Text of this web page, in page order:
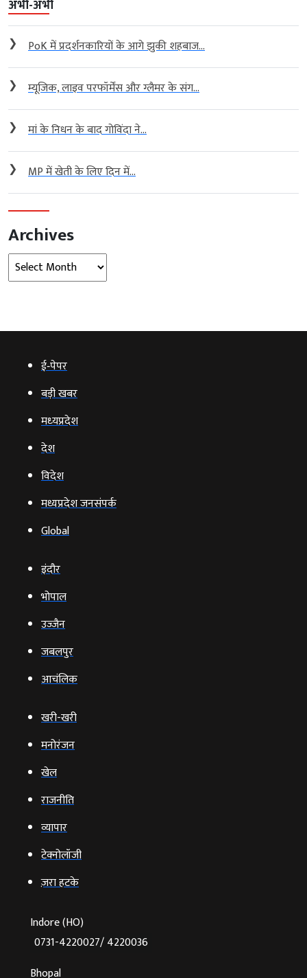
अभी-अभी
❯ PoK में प्रदर्शनकारियों के आगे झुकी शहबाज...
❯ म्यूजिक, लाइव परफॉर्मेंस और ग्लैमर के संग...
❯ मां के निधन के बाद गोविंदा ने...
❯ MP में खेती के लिए दिन में...
Archives
Archives
ई‑पेपर
बड़ी खबर
मध्‍यप्रदेश
देश
विदेश
मध्यप्रदेश जनसंपर्क
Global
इंदौर
भोपाल
उज्‍जैन
जबलपुर
आचंलिक
खरी-खरी
मनोरंजन
खेल
राजनीति
व्‍यापार
टेक्‍नोलॉजी
ज़रा हटके
Indore (HO)
0731-4220027/ 4220036
Bhopal